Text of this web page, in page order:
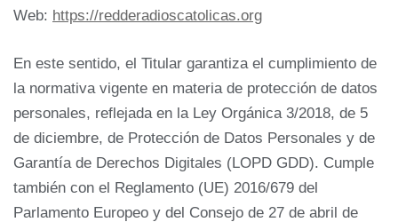
Web: https://redderadioscatolicas.org
En este sentido, el Titular garantiza el cumplimiento de
la normativa vigente en materia de protección de datos
personales, reflejada en la Ley Orgánica 3/2018, de 5
de diciembre, de Protección de Datos Personales y de
Garantía de Derechos Digitales (LOPD GDD). Cumple
también con el Reglamento (UE) 2016/679 del
Parlamento Europeo y del Consejo de 27 de abril de